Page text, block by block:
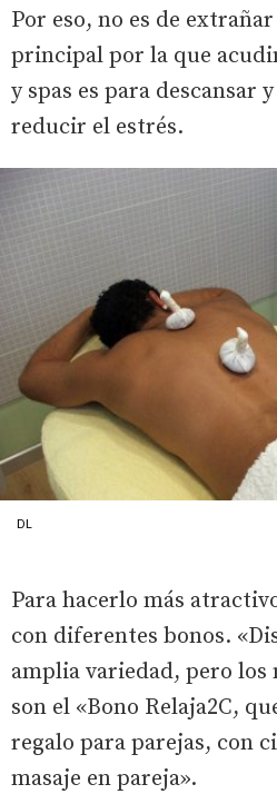
Por eso, no es de
principal por la que
y spas es para descansar
reducir el estrés.
DL
Para hacerlo más
con diferentes bonos.
amplia variedad, pero los
son el «Bono Relaja2C,
regalo para parejas, con
masaje en pareja».